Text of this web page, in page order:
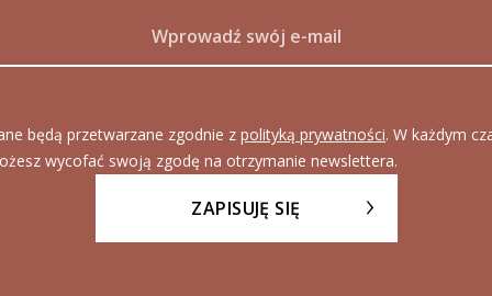
będą przetwarzane zgodnie z polityką prywatności. W każdym
wycofać swoją zgodę na otrzymanie newslettera.
ZAPISUJĘ SIĘ